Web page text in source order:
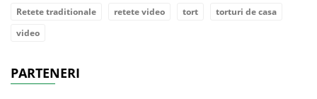
Retete traditionale
retete video tort
torturi de casa
video
PARTENERI